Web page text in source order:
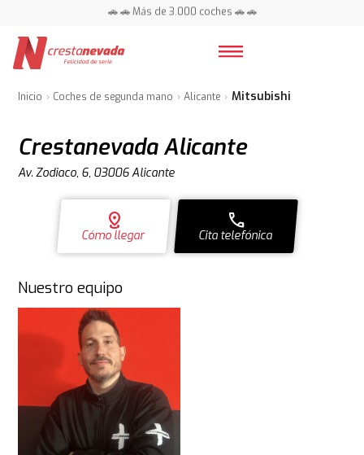
📍 Centros en toda España ⭐
Inicio Coches de segunda mano Alicante Mitsubishi
Crestanevada Alicante
Av. Zodiaco, 6, 03006 Alicante
distance
Cómo llegar
call
Cita telefónica
Nuestro equipo